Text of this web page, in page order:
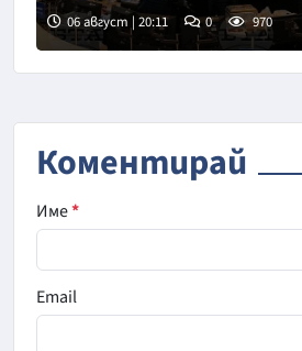
06 август | 20:11 0 970
Коментирай
Име*
Email